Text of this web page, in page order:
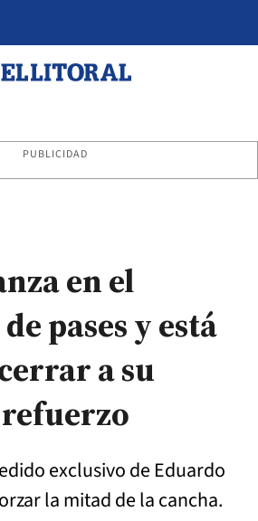
PUBLICIDAD
en el
pases y está
a su
exclusivo de Eduardo
la mitad de la cancha.